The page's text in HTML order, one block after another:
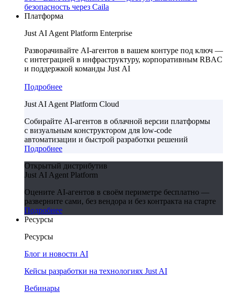
безопасность через Caila
Платформа
Just AI Agent Platform Enterprise
Разворачивайте AI-агентов в вашем контуре под ключ —
с интеграцией в инфраструктуру, корпоративным RBAC
и поддержкой команды Just AI
Подробнее
Just AI Agent Platform Cloud
Собирайте AI-агентов в облачной версии платформы
с визуальным конструктором для low-code
автоматизации и быстрой разработки решений
Подробнее
Открытый дистрибутив
Just AI Agent Platform
Оцените AI-агентов в своём периметре бесплатно —
разверните сами, без вендора и без контракта на старте
Подробнее
Ресурсы
Ресурсы
Блог и новости AI
Кейсы разработки на технологиях Just AI
Вебинары